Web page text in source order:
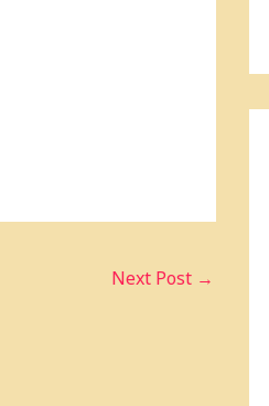
Next Post →